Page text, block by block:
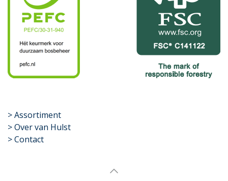
​>Assortiment
> Over van Hulst
> Contact